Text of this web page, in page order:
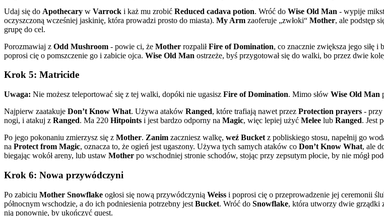
Udaj się do Apothecary w Varrock i każ mu zrobić Reduced cadava potion. Wróć do Wise Old Man - wypije
oczyszczoną wcześniej jaskinię, która prowadzi prosto do miasta). My Arm zaoferuje „zwłoki“ Mother, ale podstęp
grupę do cel.
Porozmawiaj z Odd Mushroom - powie ci, że Mother rozpaliłFire of Domination, co znacznie zwiększa jego siłę
poprosi cię o pomszczenie go i zabicie ojca. Wise Old Man ostrzeże, byś przygotował się do walki, bo przez dwie
Krok 5: Matricide
Uwaga: Nie możesz teleportować się z tej walki, dopóki nie ugasisz Fire of Domination. Mimo słów Wise Old Man
Najpierw zaatakuje Don’t Know What. Używa ataków Ranged, które trafiają nawet przez Protection prayers - przy
nogi, i atakuj z Ranged. Ma 220 Hitpoints i jest bardzo odporny na Magic, więc lepiej użyć Melee lub Ranged. Jest
Po jego pokonaniu zmierzysz się z Mother. Zanim zaczniesz walkę, weź Bucket z pobliskiego stosu, napełnij go
na Protect from Magic, oznacza to, że ogień jest ugaszony. Używa tych samych ataków co Don’t Know What, ale
biegając wokół areny, lub ustaw Mother po wschodniej stronie schodów, stojąc przy zepsutym płocie, by nie mógł
Krok 6: Nowa przywódczyni
Po zabiciu Mother Snowflake ogłosi się nową przywódczynią Weiss i poprosi cię o przeprowadzenie jej ceremonii
północnym wschodzie, a do ich podniesienia potrzebny jest Bucket. Wróć do Snowflake, która utworzy dwie grządki
nią ponownie, by ukończyć quest.